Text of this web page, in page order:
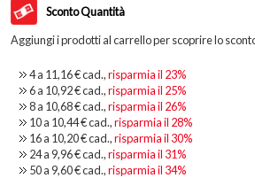
Sconto Quantità
Aggiungi i prodotti al carrello per scoprire lo
4 a 11,16 €cad.,risparmia il 23%
6 a 10,92 €cad.,risparmia il 25%
8 a 10,68 €cad.,risparmia il 26%
10 a 10,44 €cad.,risparmia il 28%
16 a 10,20 €cad.,risparmia il 30%
24 a 9,96 €cad.,risparmia il 31%
50 a 9,60 €cad.,risparmia il 34%